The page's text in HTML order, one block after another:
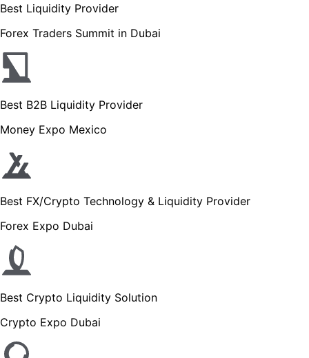
Best Liquidity Provider
Forex Traders Summit in Dubai
Best B2B Liquidity Provider
Money Expo Mexico
Best FX/Crypto Technology & Liquidity Provider
Forex Expo Dubai
Best Crypto Liquidity Solution
Crypto Expo Dubai